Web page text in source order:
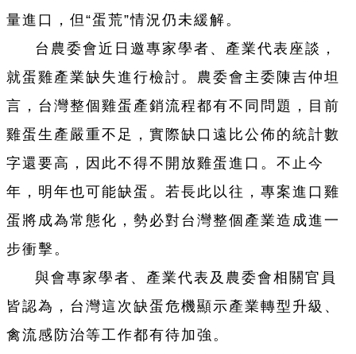
量進口，但“蛋荒”情況仍未緩解。
台農委會近日邀專家學者、產業代表座談，
就蛋雞產業缺失進行檢討。農委會主委陳吉仲坦
言，台灣整個雞蛋產銷流程都有不同問題，目前
雞蛋生產嚴重不足，實際缺口遠比公佈的統計數
字還要高，因此不得不開放雞蛋進口。不止今
年，明年也可能缺蛋。若長此以往，專案進口雞
蛋將成為常態化，勢必對台灣整個產業造成進一
步衝擊。
與會專家學者、產業代表及農委會相關官員
皆認為，台灣這次缺蛋危機顯示產業轉型升級、
禽流感防治等工作都有待加強。